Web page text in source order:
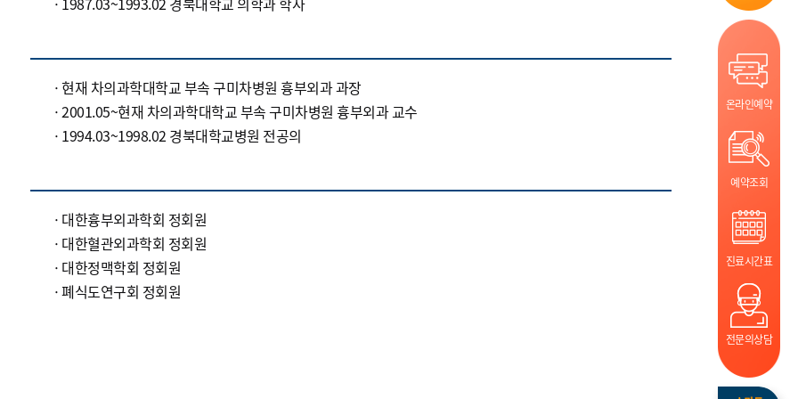
온라인예약
예약조회
진료시간표
전문의상담
현재 차의과학대학교 부속 구미차병원 흉부외과 과장
2001.05~현재 차의과학대학교 부속 구미차병원 흉부외과 교수
1994.03~1998.02 경북대학교병원 전공의
대한흉부외과학회 정회원
대한혈관외과학회 정회원
대한정맥학회 정회원
폐식도연구회 정회원